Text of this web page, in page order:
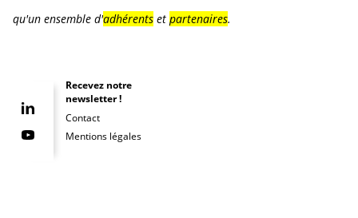
qu'un ensemble d'adhérents et partenaires.
Recevez notre
newsletter !
Contact
Mentions légales